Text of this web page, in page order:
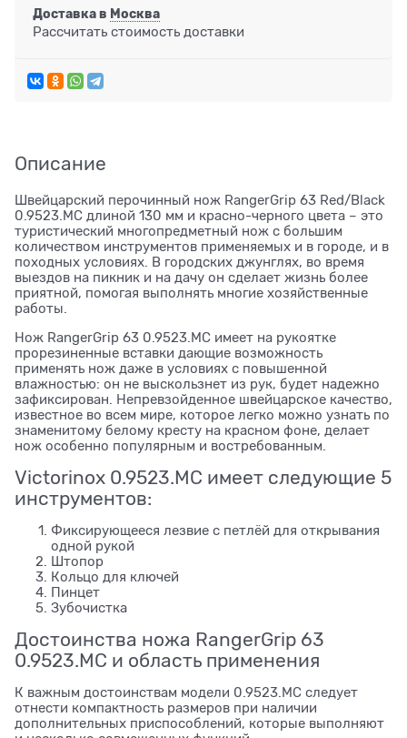
Доставка в Москва
Рассчитать стоимость доставки
Описание
Швейцарский перочинный нож RangerGrip 63 Red/Black
0.9523.MC длиной 130 мм и красно-черного цвета – это
туристический многопредметный нож с большим
количеством инструментов применяемых и в городе, и в
походных условиях. В городских джунглях, во время
выездов на пикник и на дачу он сделает жизнь более
приятной, помогая выполнять многие хозяйственные
работы.
Нож RangerGrip 63 0.9523.MC имеет на рукоятке
прорезиненные вставки дающие возможность
применять нож даже в условиях с повышенной
влажностью: он не выскользнет из рук, будет надежно
зафиксирован. Непревзойденное швейцарское качество,
известное во всем мире, которое легко можно узнать по
знаменитому белому кресту на красном фоне, делает
нож особенно популярным и востребованным.
Victorinox 0.9523.MC имеет следующие 5
инструментов:
Фиксирующееся лезвие с петлёй для открывания
одной рукой
Штопор
Кольцо для ключей
Пинцет
Зубочистка
Достоинства ножа RangerGrip 63
0.9523.MC и область применения
К важным достоинствам модели 0.9523.MC следует
отнести компактность размеров при наличии
дополнительных приспособлений, которые выполняют